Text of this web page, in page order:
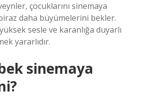
çocuklarını sinemaya
daha büyümelerini bekler.
sesle ve karanlığa duyarlı
yararlıdır.
sinemaya